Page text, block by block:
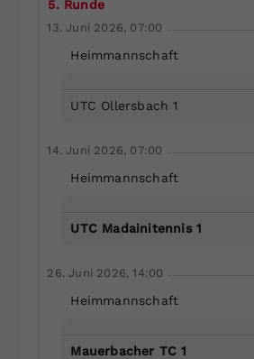
5. Runde
13. Juni 2026, 07:00
Heimmannschaft
UTC Ollersbach 1
14. Juni 2026, 07:00
Heimmannschaft
UTC Madainitennis 1
26. Juni 2026, 14:00
Heimmannschaft
Mauerbacher TC 1